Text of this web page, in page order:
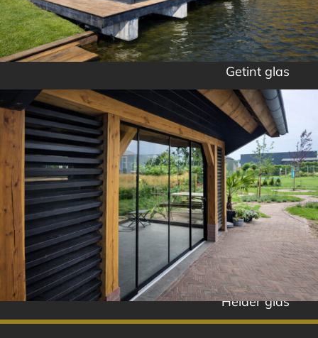
Getint glas
Helder glas